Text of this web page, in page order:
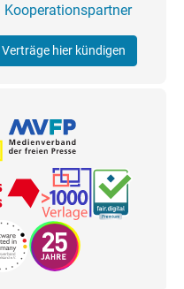
Verträge hier kündigen